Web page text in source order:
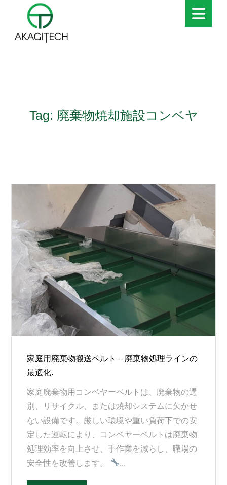
Tag: 廃棄物焼却施設コンベヤ
家庭用廃棄物搬送ベルト – 廃棄物処理ラインの
最適化.
家庭廃棄物用コンベヤーベルトは、廃棄物の選
別、リサイクル、または焼却システムに欠かせ
ない設備です。厳しい環境や重い負荷下での安
定した運転により、コンベヤーベルトは廃棄物
処理効率を向上させ、手作業を減らし、職場の
安全性を改善します。
...